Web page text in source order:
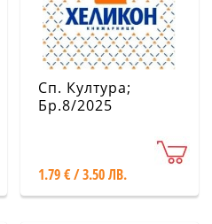
Сп. Култура;
Бр.8/2025
1.79 € / 3.50 ЛВ.